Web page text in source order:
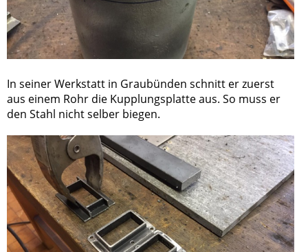
In seiner Werkstatt in Graubünden schnitt er zuerst
aus einem Rohr die Kupplungsplatte aus. So muss er
den Stahl nicht selber biegen.